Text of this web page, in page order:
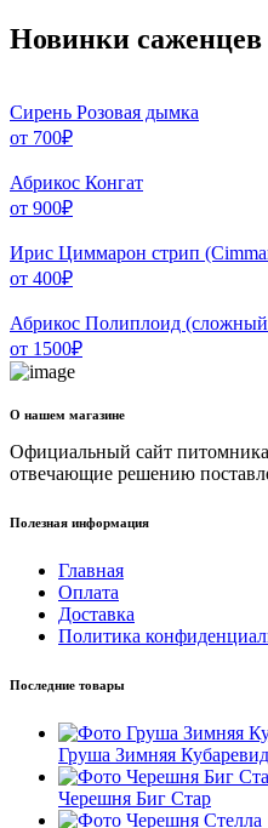
Новинки саженцев
Сирень Розовая дымка
от 700₽
Абрикос Конгат
от 900₽
Ирис Циммарон стрип
от 400₽
Абрикос Полиплоид
от 1500₽
О нашем магазине
Официальный сайт питомника
отвечающие решению
Полезная информация
Главная
Оплата
Доставка
Политика
Последние товары
Груша Зимняя
Черешня Биг Стар